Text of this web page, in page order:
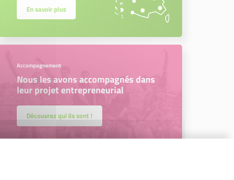
En savoir plus
Accompagnement
Nous les avons accompagnés dans
leur projet entrepreneurial
Découvrez qui ils sont !